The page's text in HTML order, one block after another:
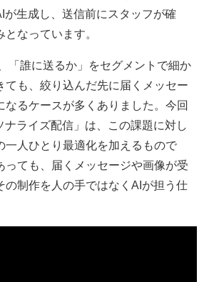
が生成し、送信前にスタッフが確
なっています。
「誰に送るか」をセグメントで細か
ても、絞り込んだ先に届くメッセー
なるケースが多くありました。今回
ライズ配信」は、この課題に対し
一人ひとり最適化を加えるもので
っても、届くメッセージや画像が受
の制作を人の手ではなくAIが担う仕